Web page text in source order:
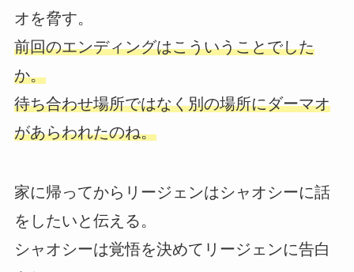
オを脅す。
前回のエンディングはこういうことでした
か。
待ち合わせ場所ではなく別の場所にダーマオ
があらわれたのね。
家に帰ってからリージェンはシャオシーに話
をしたいと伝える。
シャオシーは覚悟を決めてリージェンに告白